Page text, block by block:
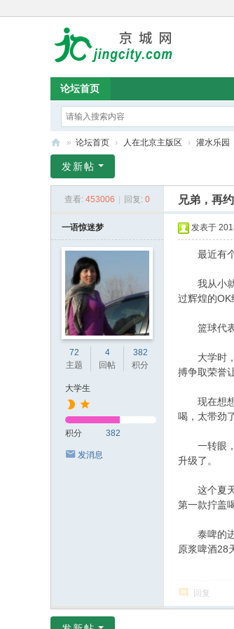
论坛首页
城
» 论坛首页 › 人在北京主版区 › 灌水乐园
发新帖
查看: 453006 回复: 0 兄弟，再
一语惊迷梦
72
主题
4
回帖
382
积分
大学生
积分 382
发消息
发表于
最近有个
我从小就
过辉煌的OK
篮球代表
大学时，
搏争取荣誉
现在想想
喝，太带劲了
一转眼，
升级了。
这个夏天
第一款拧盖
泰啤的进
原浆啤酒28
回复